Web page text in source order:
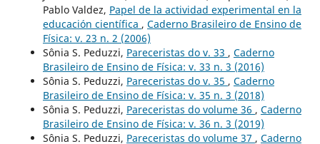
Pablo Valdez, Papel de la actividad experimental en la
educación científica , Caderno Brasileiro de Ensino de
Física: v. 23 n. 2 (2006)
Sônia S. Peduzzi, Pareceristas do v. 33 , Caderno
Brasileiro de Ensino de Física: v. 33 n. 3 (2016)
Sônia S. Peduzzi, Pareceristas do v. 35 , Caderno
Brasileiro de Ensino de Física: v. 35 n. 3 (2018)
Sônia S. Peduzzi, Pareceristas do volume 36 , Caderno
Brasileiro de Ensino de Física: v. 36 n. 3 (2019)
Sônia S. Peduzzi, Pareceristas do volume 37 , Caderno